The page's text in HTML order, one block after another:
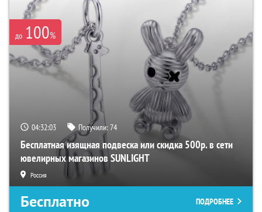
до 100%
04:32:02 Получили:74
Бесплатная изящная подвеска или скидка 500р. в сети
ювелирных магазинов SUNLIGHT
Россия
Бесплатно ПОДРОБНЕЕ